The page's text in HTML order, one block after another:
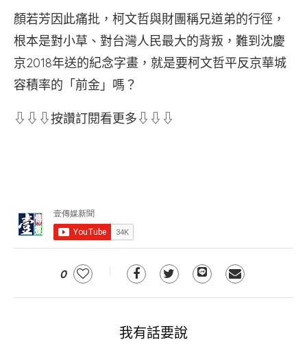
顏若芳因此痛批，柯文哲與財團稱兄道弟的行徑，
根本是對小草、對台灣人民最大的背叛，難到沈慶
京2018年送的紀念字畫，就是要柯文哲平反京華城
容積率的「前金」嗎？
⇩⇩⇩按讚訂閱看更多⇩⇩⇩
0
我有話要說